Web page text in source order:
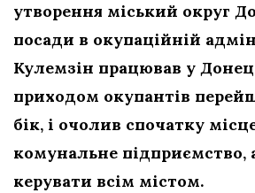
утворення міський округ
посади в окупаційній
Кулемзін працював у
приходом окупантів
бік, і очолив спочатку
комунальне підприємство,
керувати всім містом.